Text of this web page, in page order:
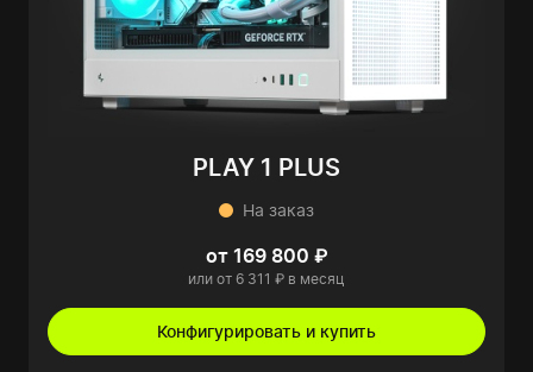
PLAY 1 PLUS
На заказ
от 169 800 ₽
или от 6 311 ₽ в месяц
Конфигурировать и купить